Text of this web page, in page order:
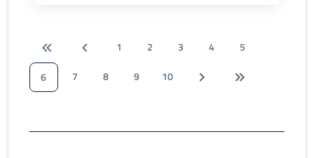
1 2 3 4
5
6
7 8 9 10